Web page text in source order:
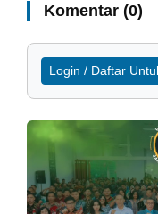
Komentar (0)
Login / Daftar